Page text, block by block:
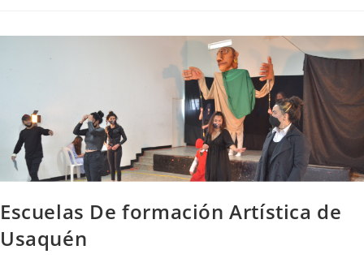
Escuelas De formación Artística de
Usaquén